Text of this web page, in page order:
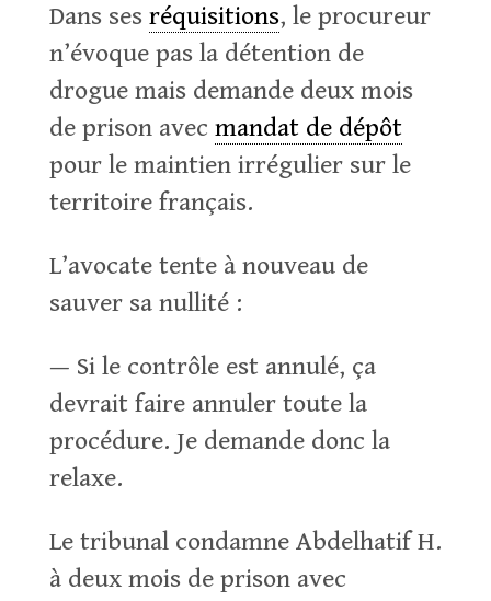
Dans ses réquisitions, le procureur
n’évoque pas la détention de
drogue mais demande deux mois
de prison avec mandat de dépôt
pour le maintien irrégulier sur le
territoire français.
L’avocate tente à nouveau de
sauver sa nullité :
— Si le contrôle est annulé, ça
devrait faire annuler toute la
procédure. Je demande donc la
relaxe.
Le tribunal condamne Abdelhatif H.
à deux mois de prison avec